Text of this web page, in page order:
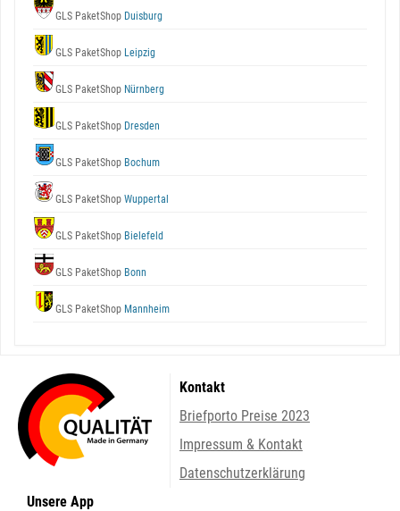
GLS PaketShop Duisburg
GLS PaketShop Leipzig
GLS PaketShop Nürnberg
GLS PaketShop Dresden
GLS PaketShop Bochum
GLS PaketShop Wuppertal
GLS PaketShop Bielefeld
GLS PaketShop Bonn
GLS PaketShop Mannheim
Kontakt
Briefporto Preise 2023
Impressum & Kontakt
Datenschutzerklärung
Unsere App